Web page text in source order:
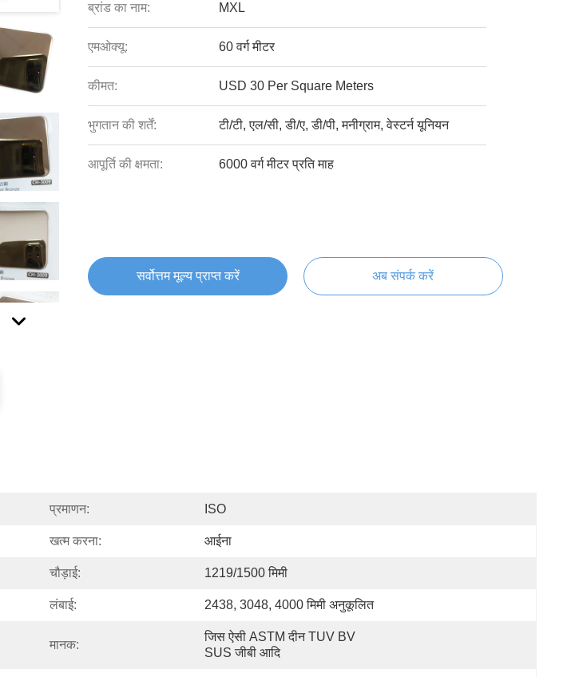
ब्रांड का नाम: MXL
एमओक्यू: 60 वर्ग मीटर
कीमत: USD 30 Per Square Meters
भुगतान की शर्तें: टी/टी, एल/सी, डी/ए, डी/पी, मनीग्राम, वेस्टर्न यूनियन
आपूर्ति की क्षमता: 6000 वर्ग मीटर प्रति माह
सर्वोत्तम मूल्य प्राप्त करें अब संपर्क करें
प्रमाणन: ISO
खत्म करना: आईना
चौड़ाई: 1219/1500 मिमी
लंबाई: 2438, 3048, 4000 मिमी अनुकूलित
मानक:
जिस ऐसी ASTM दीन TUV BV
SUS जीबी आदि